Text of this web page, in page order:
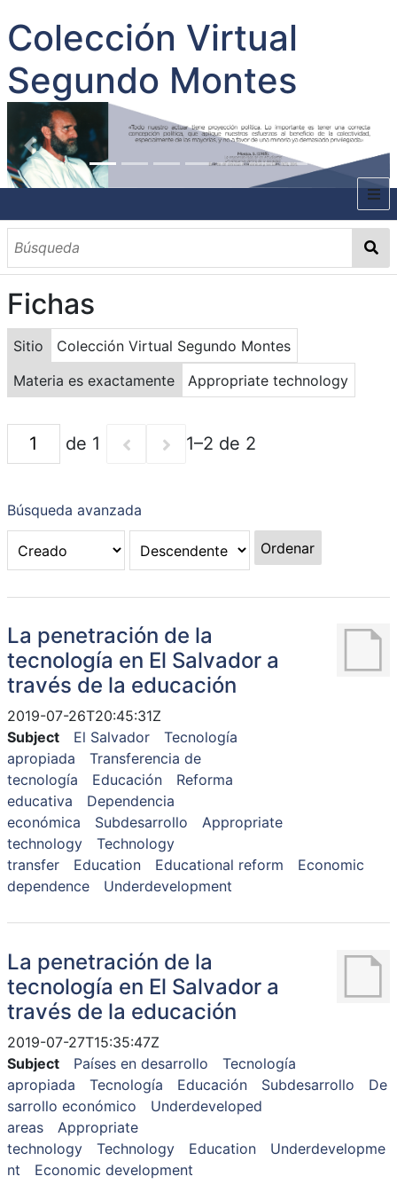
Colección Virtual
Segundo Montes
INICIO
SOBRE EL AUTOR
CONTENIDO
TODOS LOS DOCUMENTOS
CATEGORIAS
OBRAS SOBRE EL AUTOR P. SEGUNDO MONTES
MATERIAS
PALABRAS CLAVES
MULTIMEDIA
GALERÍA
Fichas
Sitio
Colección Virtual Segundo Montes
Materia es exactamente
Appropriate technology
de 1 1–2 de 2
Búsqueda avanzada
Ordenar
La penetración de la
tecnología en El Salvador a
través de la educación
2019-07-26T20:45:31Z
Subject
El Salvador
Tecnología
apropiada
Transferencia de
tecnología
Educación
Reforma
educativa
Dependencia
económica
Subdesarrollo
Appropriate
technology
Technology
transfer
Education Educational reform
Economic
dependence
Underdevelopment
La penetración de la
tecnología en El Salvador a
través de la educación
2019-07-27T15:35:47Z
Subject
Países en desarrollo
Tecnología
apropiada
Tecnología Educación Subdesarrollo
De
sarrollo económico
Underdeveloped
areas
Appropriate
technology
Technology Education
Underdevelopme
nt
Economic development